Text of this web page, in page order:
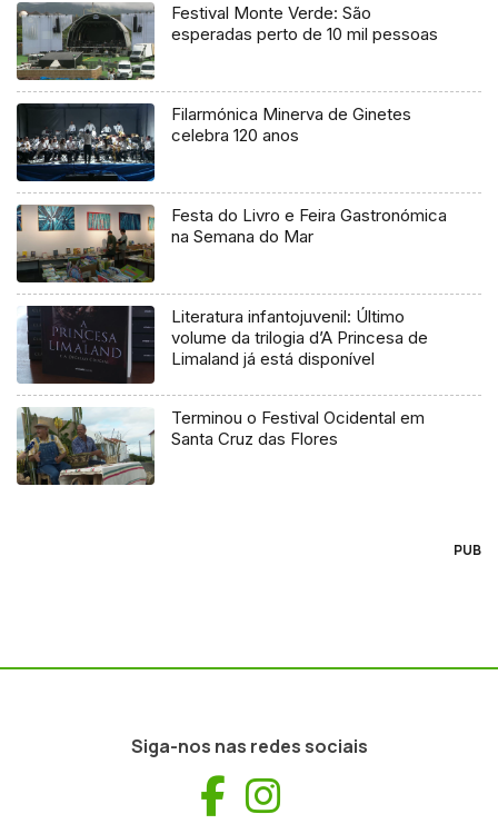
Festival Monte Verde: São
esperadas perto de 10 mil pessoas
Filarmónica Minerva de Ginetes
celebra 120 anos
Festa do Livro e Feira Gastronómica
na Semana do Mar
Literatura infantojuvenil: Último
volume da trilogia d’A Princesa de
Limaland já está disponível
Terminou o Festival Ocidental em
Santa Cruz das Flores
PUB
Siga-nos nas redes sociais
Facebook